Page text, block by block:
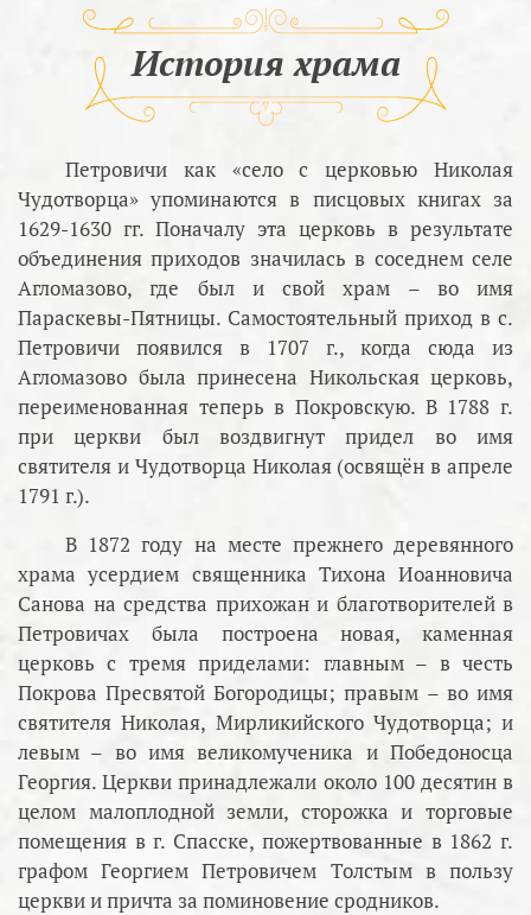
История храма
Петровичи как «село с церковью Николая
Чудотворца» упоминаются в писцовых книгах за
1629-1630 гг. Поначалу эта церковь в результате
объединения приходов значилась в соседнем селе
Агломазово, где был и свой храм – во имя
Параскевы-Пятницы. Самостоятельный приход в с.
Петровичи появился в 1707 г., когда сюда из
Агломазово была принесена Никольская церковь,
переименованная теперь в Покровскую. В 1788 г.
при церкви был воздвигнут придел во имя
святителя и Чудотворца Николая (освящён в апреле
1791 г.).
В 1872 году на месте прежнего деревянного
храма усердием священника Тихона Иоанновича
Санова на средства прихожан и благотворителей в
Петровичах была построена новая, каменная
церковь с тремя приделами: главным – в честь
Покрова Пресвятой Богородицы; правым – во имя
святителя Николая, Мирликийского Чудотворца; и
левым – во имя великомученика и Победоносца
Георгия. Церкви принадлежали около 100 десятин в
целом малоплодной земли, сторожка и торговые
помещения в г. Спасске, пожертвованные в 1862 г.
графом Георгием Петровичем Толстым в пользу
церкви и причта за поминовение сродников.